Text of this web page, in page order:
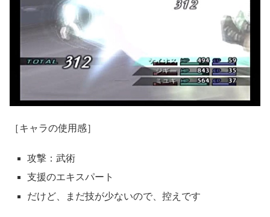
［キャラの使用感］
攻撃：武術
支援のエキスパート
だけど、まだ技が少ないので、控えです